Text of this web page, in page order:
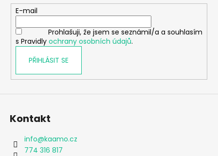
E-mail
Prohlašuji, že jsem se seznámil/a a souhlasím
s Pravidly ochrany osobních údajů.
PŘIHLÁSIT SE
Kontakt
info@kaamo.cz
774 316 817